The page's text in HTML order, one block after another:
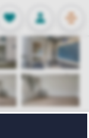
FAVORIETEN
Opgeslagen
INLOGGEN